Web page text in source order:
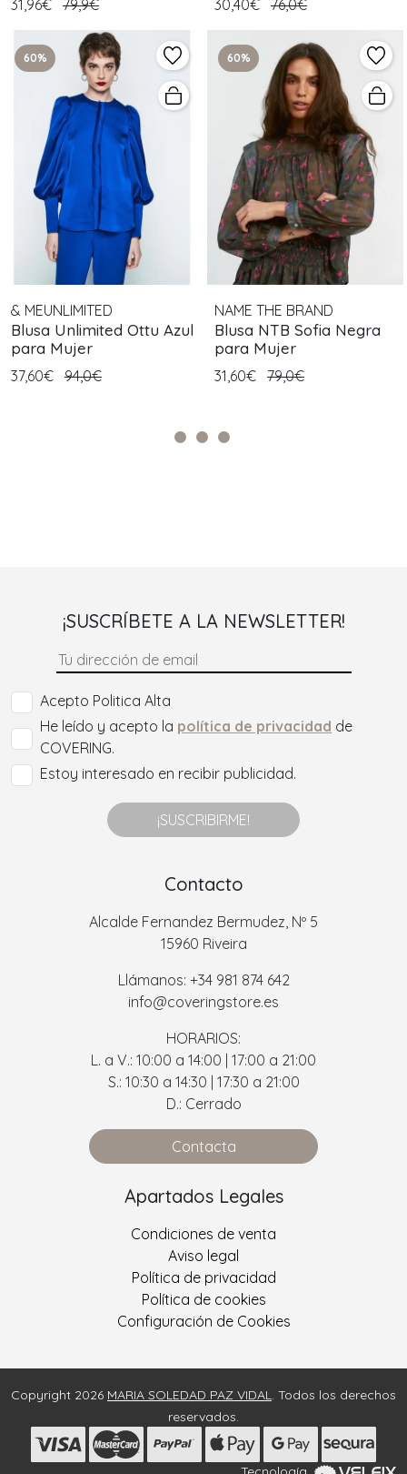
31,96€ 79,9€ 30,40€ 76,0€
60%
& MEUNLIMITED
Blusa Unlimited Ottu Azul
para Mujer
37,60€ 94,0€
60%
NAME THE BRAND
Blusa NTB Sofia Negra
para Mujer
31,60€ 79,0€
¡SUSCRÍBETE A LA NEWSLETTER!
Acepto Politica Alta
He leído y acepto la política de privacidad de
COVERING.
Estoy interesado en recibir publicidad.
¡SUSCRIBIRME!
Contacto
Alcalde Fernandez Bermudez, Nº 5
15960 Riveira
Llámanos: +34 981 874 642
info@coveringstore.es
HORARIOS:
L. a V.: 10:00 a 14:00 | 17:00 a 21:00
S.: 10:30 a 14:30 | 17:30 a 21:00
D.: Cerrado
Contacta
Apartados Legales
Condiciones de venta
Aviso legal
Política de privacidad
Política de cookies
Configuración de Cookies
Copyright 2026 MARIA SOLEDAD PAZ VIDAL. Todos los derechos
reservados.